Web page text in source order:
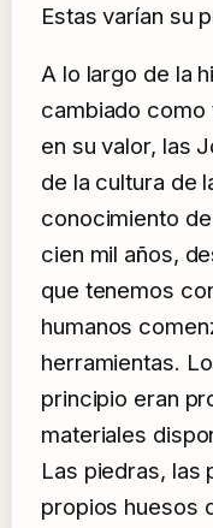
Estas varían su
A lo largo de la
cambiado
en su valor, las
de la cultura de
conocimiento
cien mil años,
que tenemos
humanos
herramientas.
principio eran
materiales
Las piedras, las
propios huesos